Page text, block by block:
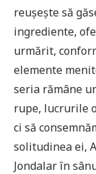
reușește să
ingrediente,
urmărit,
elemente
seria rămâne
rupe, lucrurile
ci să
solitudinea ei,
Jondalar în